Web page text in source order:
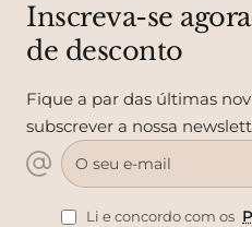
Inscreva-se
de desconto
Fique a par das últimas
subscrever a nossa
O
seu
e-
mailLi e concordo com os